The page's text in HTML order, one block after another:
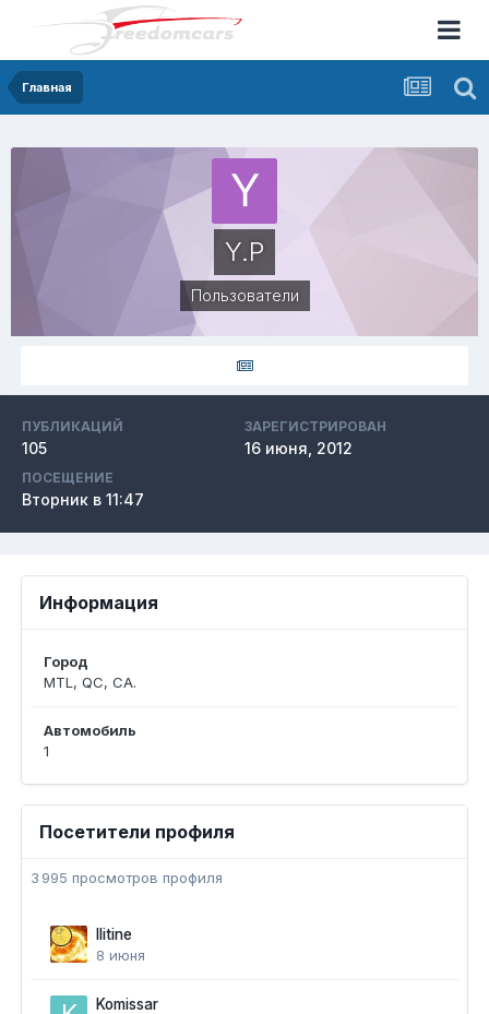
Главная
Y.P
Пользователи
ПУБЛИКАЦИЙ
105
ЗАРЕГИСТРИРОВАН
16 июня, 2012
ПОСЕЩЕНИЕ
Вторник в 11:47
Информация
Город
MTL, QC, CA.
Автомобиль
1
Посетители профиля
3 995 просмотров профиля
Ilitine
8 июня
Komissar